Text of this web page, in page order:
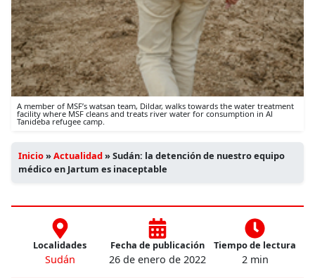
A member of MSF’s watsan team, Dildar, walks towards the water treatment
facility where MSF cleans and treats river water for consumption in Al
Tanideba refugee camp.
Inicio»Actualidad»Sudán: la detención de nuestro equipo
médico en Jartum es inaceptable
Localidades
Sudán
Fecha de publicación
26 de enero de 2022
Tiempo de lectura
2 min